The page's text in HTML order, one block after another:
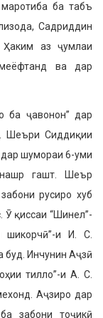
ба табъ
Садриддин
аз ҷумлаи
ва дар
ба ҷавонон” дар
Шеъри Сиддиқии
дар шумо­раи 6-уми
нашр гашт. Шеър
русиро хуб
Ӯ қиссаи “Шинел”-
и И. С.
буд. Инчунин Аҷзӣ
тилло”-и А. С.
Аҷзиро дар
забони тоҷикӣ